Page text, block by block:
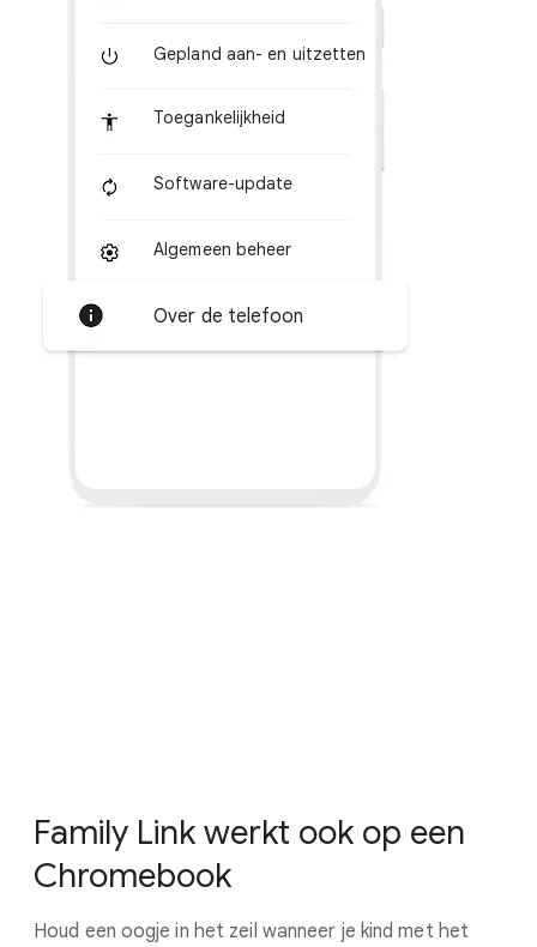
Gepland aan- en uitzetten
Toegankelijkheid
Software-update
Algemeen beheer
Over de telefoon
Family Link werkt ook op een
Chromebook
Houd een oogje in het zeil wanneer je kind met het